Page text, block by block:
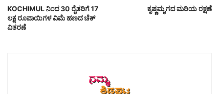
KOCHIMUL ನಿಂದ 30 ರೈತರಿಗೆ 17
ಲಕ್ಷ ರೂಪಾಯಿಗಳ ವಿಮೆ ಹಣದ ಚೆಕ್
ವಿತರಣೆ
ಕೃಷ್ಣಮೃಗದ ಮರಿಯ ರಕ್ಷಣೆ